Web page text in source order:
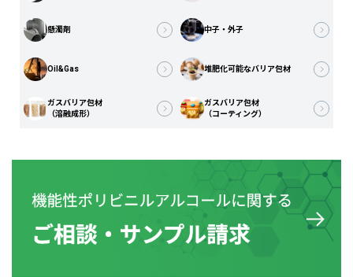
懸濁剤 中子・外子
Oil&Gas 堆肥化可能なバリア包材
ガスバリア包材
（溶融成形）
ガスバリア包材
（コーティング）